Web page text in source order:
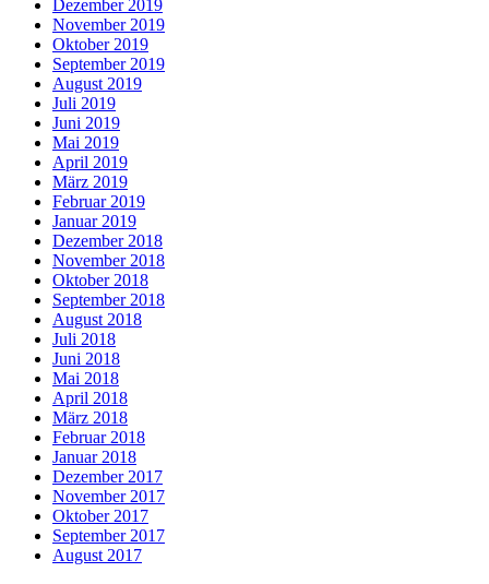
Dezember 2019
November 2019
Oktober 2019
September 2019
August 2019
Juli 2019
Juni 2019
Mai 2019
April 2019
März 2019
Februar 2019
Januar 2019
Dezember 2018
November 2018
Oktober 2018
September 2018
August 2018
Juli 2018
Juni 2018
Mai 2018
April 2018
März 2018
Februar 2018
Januar 2018
Dezember 2017
November 2017
Oktober 2017
September 2017
August 2017